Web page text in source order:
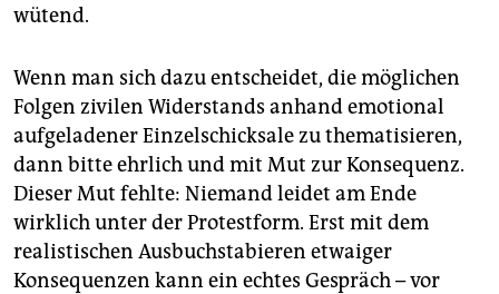
wütend.
Wenn man sich dazu entscheidet, die möglichen
Folgen zivilen Widerstands anhand emotional
aufgeladener Einzelschicksale zu thematisieren,
dann bitte ehrlich und mit Mut zur Konsequenz.
Dieser Mut fehlte: Niemand leidet am Ende
wirklich unter der Protestform. Erst mit dem
realistischen Ausbuchstabieren etwaiger
Konsequenzen kann ein echtes Gespräch – vor